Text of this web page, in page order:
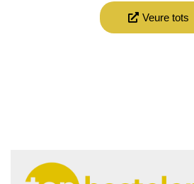
Veure tots